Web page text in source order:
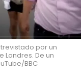
por un
Londres. De un
BBC